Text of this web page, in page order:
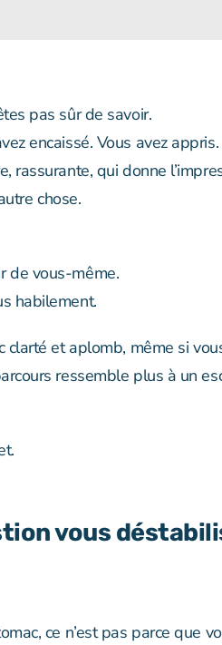
pas sûr de savoir.
encaissé. Vous avez
rassurante, qui donne
chose.
de vous-même.
habilement.
clarté et aplomb, même si
ressemble plus à un
vous
ce n’est pas parce que